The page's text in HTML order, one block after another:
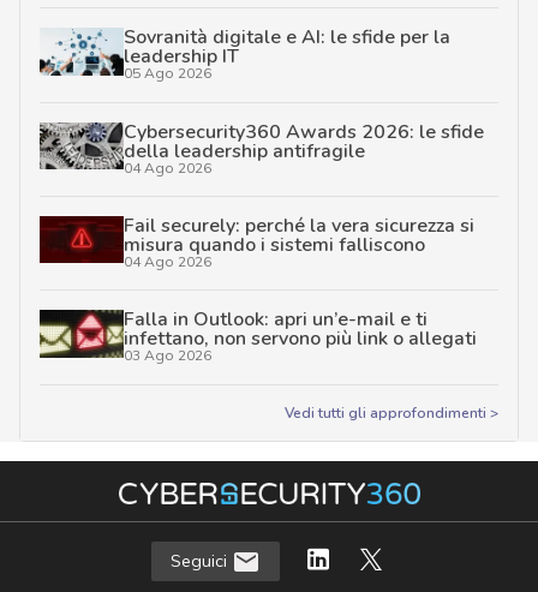
Sovranità digitale e AI: le sfide per la
leadership IT
05 Ago 2026
Cybersecurity360 Awards 2026: le sfide
della leadership antifragile
04 Ago 2026
Fail securely: perché la vera sicurezza si
misura quando i sistemi falliscono
04 Ago 2026
Falla in Outlook: apri un’e-mail e ti
infettano, non servono più link o allegati
03 Ago 2026
Vedi tutti gli approfondimenti >
Seguici